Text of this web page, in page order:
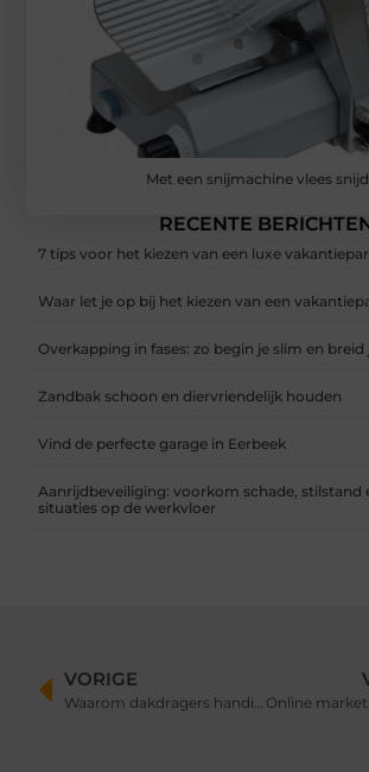
Met een snijmachine vlees
RECENTE
7 tips voor het kiezen van een luxe
Waar let je op bij het kiezen van een
Overkapping in fases: zo begin je slim en
Zandbak schoon en diervriendelijk houden
Vind de perfecte garage in Eerbeek
Aanrijdbeveiliging: voorkom schade, stilstand
situaties op de werkvloer
VORIGE
Waarom dakdragers handig zijn